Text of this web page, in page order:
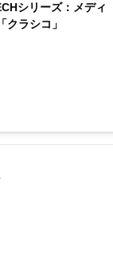
シリーズ：メディ
クラシコ」